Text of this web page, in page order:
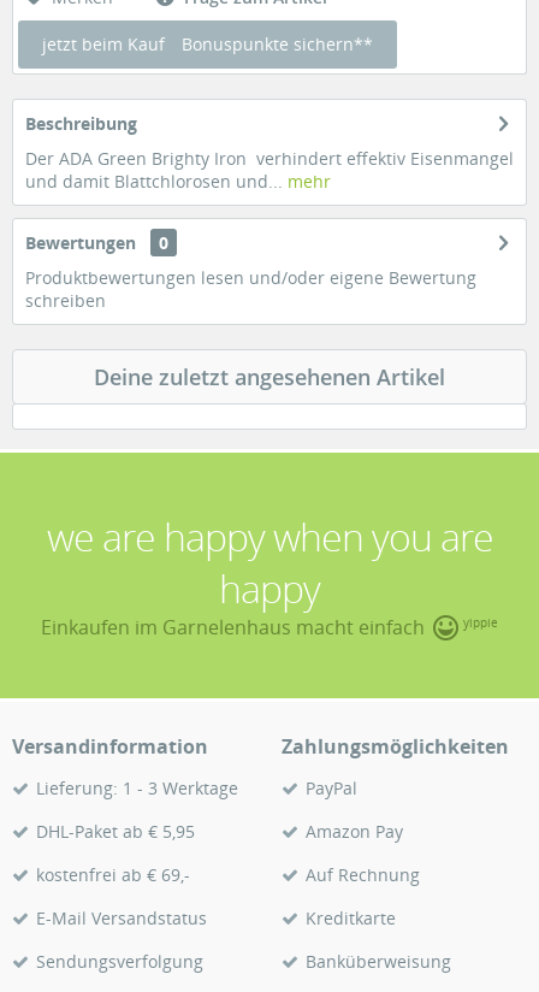
jetzt beim Kauf Bonuspunkte sichern**
Beschreibung
Der ADA Green Brighty Iron verhindert effektiv Eisenmangel
und damit Blattchlorosen und... mehr
Bewertungen
0
Produktbewertungen lesen und/oder eigene Bewertung
schreiben
Deine zuletzt angesehenen Artikel
we are happy when you are
happy
Einkaufen im Garnelenhaus macht einfach yippie
Versandinformation
Lieferung: 1 - 3 Werktage
DHL-Paket ab € 5,95
kostenfrei ab € 69,-
E-Mail Versandstatus
Sendungsverfolgung
Zahlungsmöglichkeiten
PayPal
Amazon Pay
Auf Rechnung
Kreditkarte
Banküberweisung